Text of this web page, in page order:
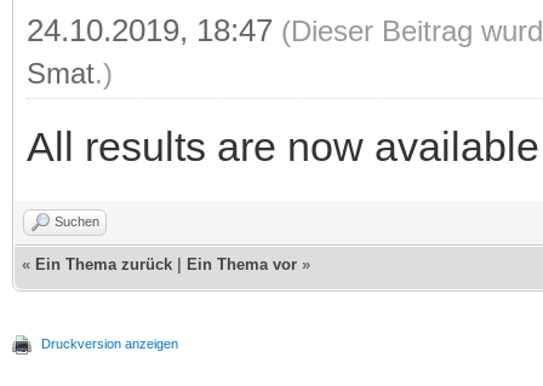
24.10.2019, 18:47 (Dieser Beitrag
Smat.)
All results are now
Suchen
« Ein Thema zurück Ein Thema vor »
Druckversion anzeigen